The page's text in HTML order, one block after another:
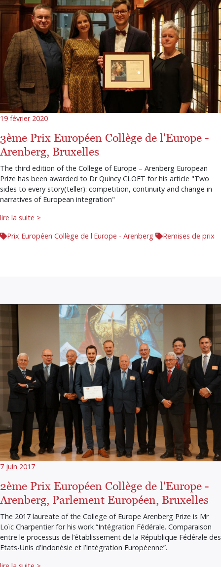
19 février 2020
3ème Prix Européen Collège de l'Europe -
Arenberg, Bruxelles
The third edition of the College of Europe – Arenberg European
Prize has been awarded to Dr Quincy CLOET for his article "Two
sides to every story(teller): competition, continuity and change in
narratives of European integration"
lire la suite >
Prix Européen Collège de l'Europe - Arenberg
Remises de prix
7 juin 2017
2ème Prix Européen Collège de l'Europe -
Arenberg, Parlement Européen, Bruxelles
The 2017 laureate of the College of Europe Arenberg Prize is Mr
Loïc Charpentier for his work “Intégration Fédérale. Comparaison
entre le processus de l’établissement de la République Fédérale des
Etats-Unis d’Indonésie et l’Intégration Européenne”.